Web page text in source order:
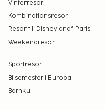
Vinterresor
Kombinationsresor
Resor till Disneyland® Paris
Weekendresor
Sportresor
Bilsemester i Europa
Barnkul